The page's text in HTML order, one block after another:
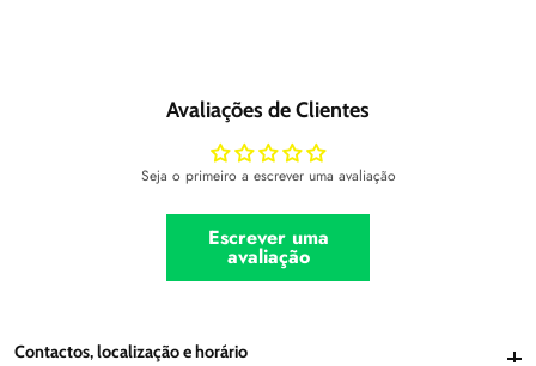
Avaliações de Clientes
Seja o primeiro a escrever uma avaliação
Escrever uma
avaliação
Contactos, localização e horárioContactos, localização e horário